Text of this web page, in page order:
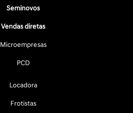
Seminovos
Vendas diretas
Microempresas
PCD
Locadora
Frotistas